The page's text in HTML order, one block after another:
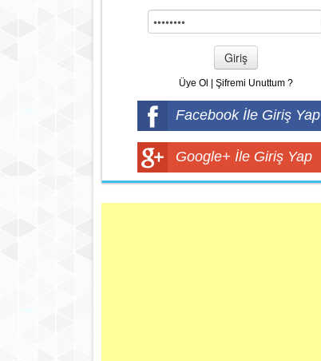
Giriş
Üye Ol Şifremi Unuttum ?
Facebook İle Giriş Yap
Google+ İle Giriş Yap